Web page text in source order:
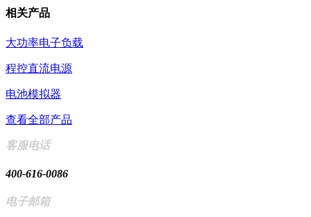
相关产品
大功率电子负载
程控直流电源
电池模拟器
查看全部产品
客服电话
400-616-0086
电子邮箱